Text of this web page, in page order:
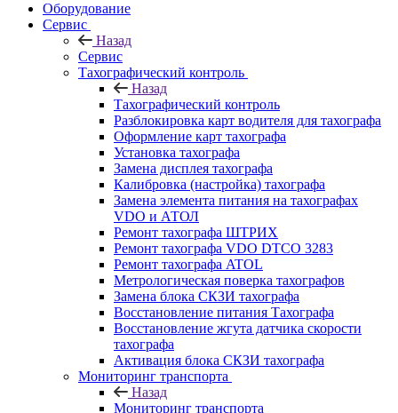
Оборудование
Сервис
Назад
Сервис
Тахографический контроль
Назад
Тахографический контроль
Разблокировка карт водителя для тахографа
Оформление карт тахографа
Установка тахографа
Замена дисплея тахографа
Калибровка (настройка) тахографа
Замена элемента питания на тахографах
VDO и АТОЛ
Ремонт тахографа ШТРИХ
Ремонт тахографа VDO DTCO 3283
Ремонт тахографа ATOL
Метрологическая поверка тахографов
Замена блока СКЗИ тахографа
Восстановление питания Тахографа
Восстановление жгута датчика скорости
тахографа
Активация блока СКЗИ тахографа
Мониторинг транспорта
Назад
Мониторинг транспорта